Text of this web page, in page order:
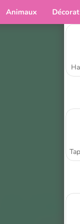
Animaux